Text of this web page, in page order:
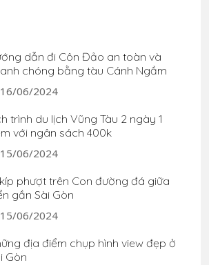
dẫn đi Côn Đảo an toàn và
chóng bằng tàu Cánh Ngầm
16/06/2024
trình du lịch Vũng Tàu 2 ngày 1
với ngân sách 400k
15/06/2024
phượt trên Con đường đá giữa
gần Sài Gòn
15/06/2024
địa điểm chụp hình view đẹp ở
Gòn